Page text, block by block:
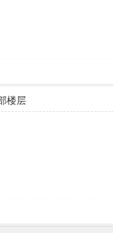
楼层